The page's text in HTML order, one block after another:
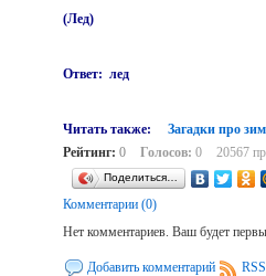
(Лед)
Ответ: лед
Читать также: Загадки про
Рейтинг: 0 Голосов: 0 20567
Поделиться…
Комментарии (0)
Нет комментариев. Ваш будет
Добавить комментарий